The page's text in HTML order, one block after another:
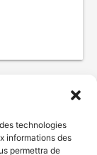
technologies
informations des
permettra de